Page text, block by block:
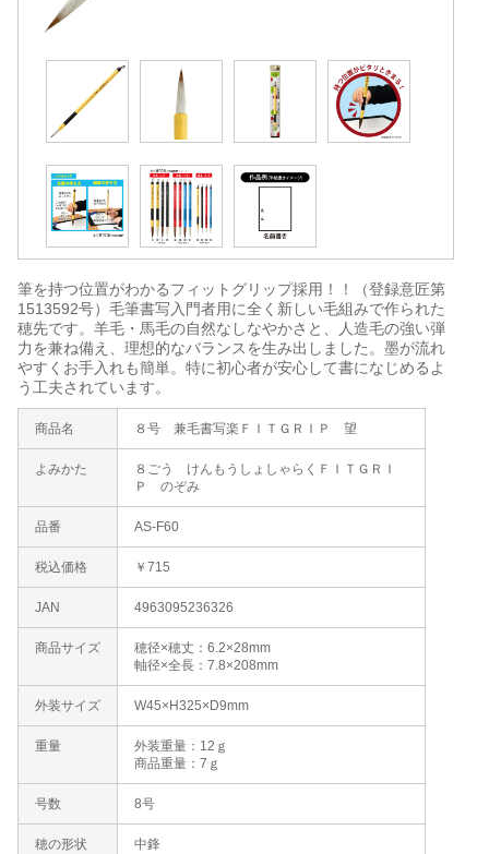
筆を持つ位置がわかるフィットグリップ採用！！（登録意匠第
1513592号）毛筆書写入門者用に全く新しい毛組みで作られた
穂先です。羊毛・馬毛の自然なしなやかさと、人造毛の強い弾
力を兼ね備え、理想的なバランスを生み出しました。墨が流れ
やすくお手入れも簡単。特に初心者が安心して書になじめるよ
う工夫されています。
商品名 ８号 兼毛書写楽ＦＩＴＧＲＩＰ 望
よみかた
８ごう けんもうしょしゃらくＦＩＴＧＲＩ
Ｐ のぞみ
品番 AS-F60
税込価格 ￥715
JAN 4963095236326
商品サイズ
穂径×穂丈：6.2×28mm
軸径×全長：7.8×208mm
外装サイズ W45×H325×D9mm
重量
外装重量：12ｇ
商品重量：7ｇ
号数 8号
穂の形状 中鋒